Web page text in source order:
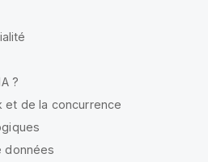
?
et de la concurrence
données